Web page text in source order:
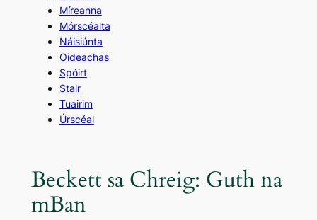
Míreanna
Mórscéalta
Náisiúnta
Oideachas
Spóirt
Stair
Tuairim
Úrscéal
Beckett sa Chreig: Guth na
mBan